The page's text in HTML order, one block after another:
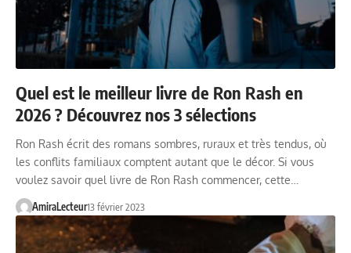
Quel est le meilleur livre de Ron Rash en
2026 ? Découvrez nos 3 sélections
Ron Rash écrit des romans sombres, ruraux et très tendus, où
les conflits familiaux comptent autant que le décor. Si vous
voulez savoir quel livre de Ron Rash commencer, cette…
AmiraLecteur13 février 2023